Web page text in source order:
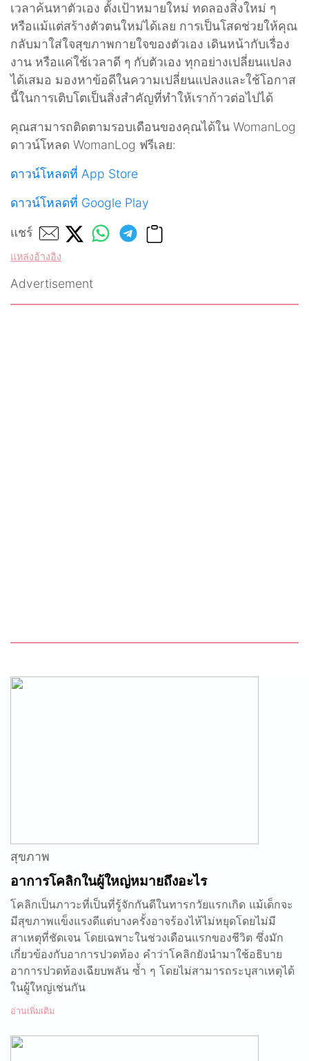
เวลาค้นหาตัวเอง ตั้งเป้าหมายใหม่ ทดลองสิ่งใหม่ ๆ
หรือแม้แต่สร้างตัวตนใหม่ได้เลย การเป็นโสดช่วยให้คุณ
กลับมาใส่ใจสุขภาพกายใจของตัวเอง เดินหน้ากับเรื่อง
งาน หรือแค่ใช้เวลาดี ๆ กับตัวเอง ทุกอย่างเปลี่ยนแปลง
ได้เสมอ มองหาข้อดีในความเปลี่ยนแปลงและใช้โอกาส
นี้ในการเติบโตเป็นสิ่งสำคัญที่ทำให้เราก้าวต่อไปได้
คุณสามารถติดตามรอบเดือนของคุณได้ใน WomanLog
ดาวน์โหลด WomanLog ฟรีเลย:
ดาวน์โหลดที่ App Store
ดาวน์โหลดที่ Google Play
แชร์
แหล่งอ้างอิง
Advertisement
สุขภาพ
อาการโคลิกในผู้ใหญ่หมายถึงอะไร
โคลิกเป็นภาวะที่เป็นที่รู้จักกันดีในทารกวัยแรกเกิด แม้เด็กจะ
มีสุขภาพแข็งแรงดีแต่บางครั้งอาจร้องไห้ไม่หยุดโดยไม่มี
สาเหตุที่ชัดเจน โดยเฉพาะในช่วงเดือนแรกของชีวิต ซึ่งมัก
เกี่ยวข้องกับอาการปวดท้อง คำว่าโคลิกยังนำมาใช้อธิบาย
อาการปวดท้องเฉียบพลัน ซ้ำ ๆ โดยไม่สามารถระบุสาเหตุได้
ในผู้ใหญ่เช่นกัน
อ่านเพิ่มเติม